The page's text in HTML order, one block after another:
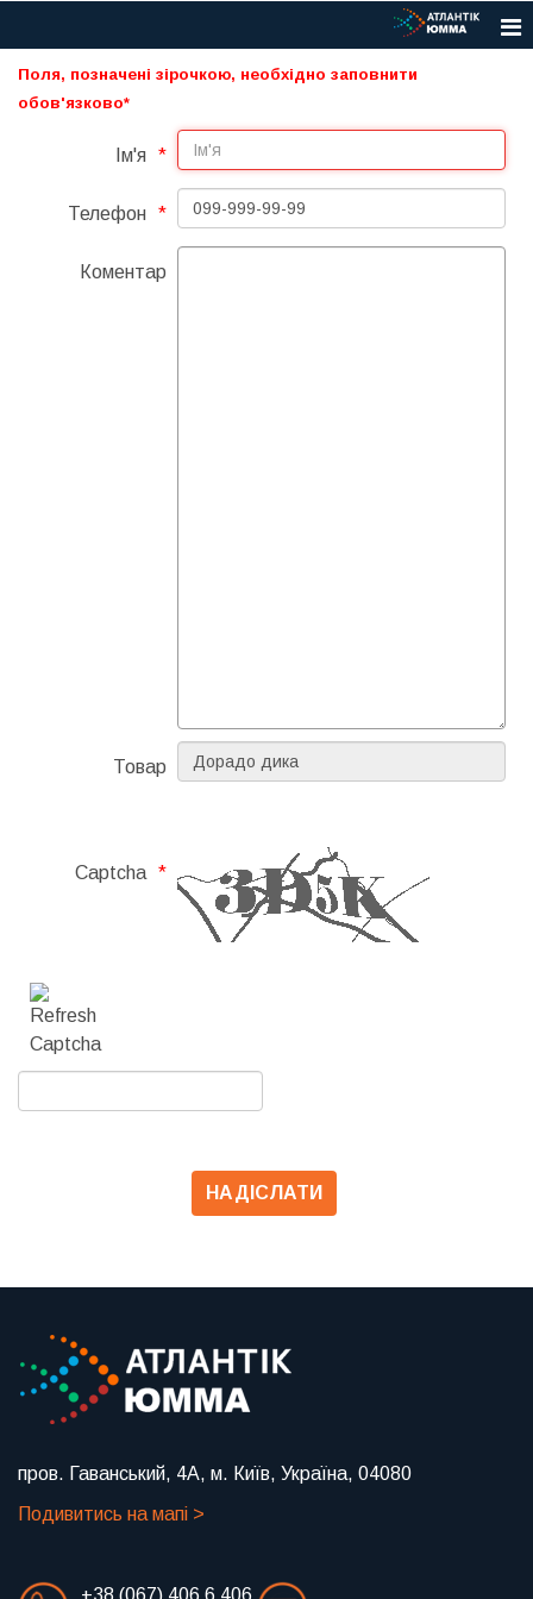
Поля, позначені зірочкою, необхідно заповнити
обов'язково*
Ім'я
Телефон
Коментар
Товар
Captcha
пров. Гаванський, 4А, м. Київ, Україна, 04080
Подивитись на мапі >
+38 (067) 406 6 406